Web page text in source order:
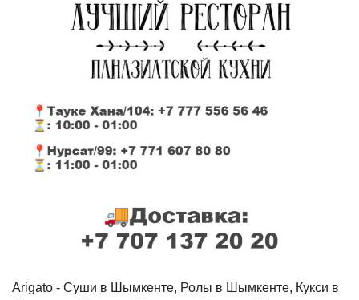
Arigato - Cуши в Шымкенте, Ролы в Шымкенте, Кукси в